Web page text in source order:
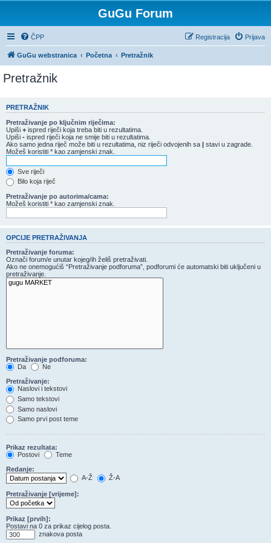
GuGu Forum
ČPP Prijava
Registracija
GuGu webstranica Početna Pretražnik
Pretražnik
PRETRAŽNIK
Pretraživanje po ključnim riječima:
Upiši + ispred riječi koja treba biti u rezultatima.
Upiši - ispred riječi koja ne smije biti u rezultatima.
Ako samo jedna riječ može biti u rezultatima, niz riječi odvojenih sa | stavi u zagrade.
Možeš koristiti * kao zamjenski znak.
Sve riječi
Bilo koja riječ
Pretraživanje po autorima/cama:
Možeš koristiti * kao zamjenski znak.
OPCIJE PRETRAŽIVANJA
Pretraživanje foruma:
Označi forum/e unutar kojeg/ih želiš pretraživati.
Ako ne onemogućiš “Pretraživanje podforuma”, podforumi će automatski biti uključeni u
pretraživanje.
Pretraživanje podforuma:
Da
Ne
Pretraživanje:
Naslovi i tekstovi
Samo tekstovi
Samo naslovi
Samo prvi post teme
Prikaz rezultata:
Postovi
Teme
Redanje:
A-Ž
Ž-A
Pretraživanje [vrijeme]:
Prikaz [prvih]:
Postavi na 0 za prikaz cijelog posta.
znakova posta